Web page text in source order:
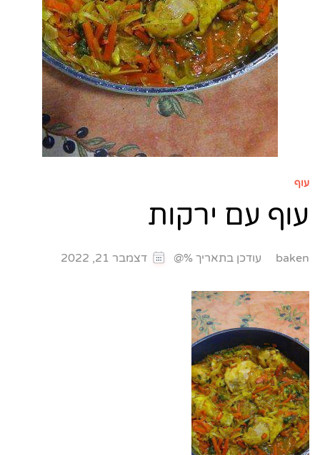
עוף
עוף עם ירקות
baken עודכן בתאריך %@ דצמבר 21, 2022